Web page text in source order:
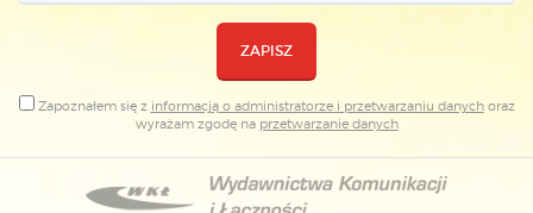
ZAPISZ
Zapoznałem się z informacją o administratorze i przetwarzaniu danychoraz
wyrażam zgodę na przetwarzanie danych